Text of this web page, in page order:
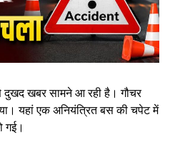
खबर सामने आ रही है। गौचर
यहां एक अनियंत्रित बस की चपेट में
गई।